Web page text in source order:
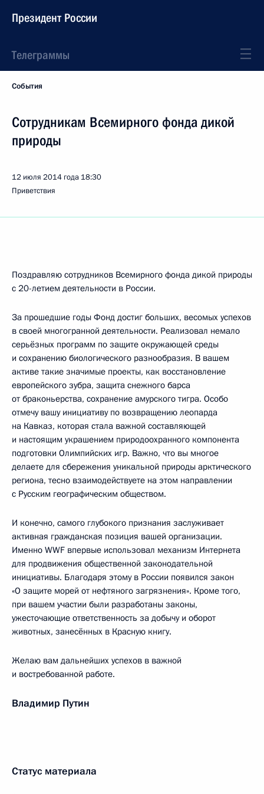
Президент России
Телеграммы
События
Сотрудникам Всемирного фонда дикой
природы
12 июля 2014 года 18:30
Приветствия
Поздравляю сотрудников Всемирного фонда дикой природы
с 20-летием деятельности в России.
За прошедшие годы Фонд достиг больших, весомых успехов
в своей многогранной деятельности. Реализовал немало
серьёзных программ по защите окружающей среды
и сохранению биологического разнообразия. В вашем
активе такие значимые проекты, как восстановление
европейского зубра, защита снежного барса
от браконьерства, сохранение амурского тигра. Особо
отмечу вашу инициативу по возвращению леопарда
на Кавказ, которая стала важной составляющей
и настоящим украшением природоохранного компонента
подготовки Олимпийских игр. Важно, что вы многое
делаете для сбережения уникальной природы арктического
региона, тесно взаимодействуете на этом направлении
с Русским географическим обществом.
И конечно, самого глубокого признания заслуживает
активная гражданская позиция вашей организации.
Именно WWF впервые использовал механизм Интернета
для продвижения общественной законодательной
инициативы. Благодаря этому в России появился закон
«О защите морей от нефтяного загрязнения». Кроме того,
при вашем участии были разработаны законы,
ужесточающие ответственность за добычу и оборот
животных, занесённых в Красную книгу.
Желаю вам дальнейших успехов в важной
и востребованной работе.
Владимир Путин
Статус материала